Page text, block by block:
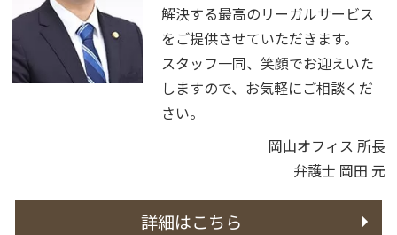
解決する最高のリーガルサービス
をご提供させていただきます。
スタッフ一同、笑顔でお迎えいた
しますので、お気軽にご相談くだ
さい。
岡山オフィス 所長
弁護士 岡田 元
詳細はこちら